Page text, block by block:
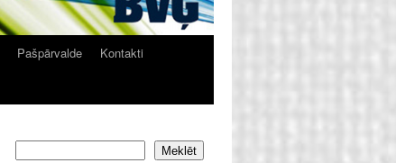
Pašpārvalde
Kontakti
Meklēt